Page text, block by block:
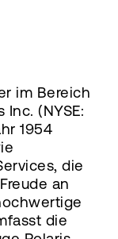
im Bereich
(NYSE:
1954
die
an
die